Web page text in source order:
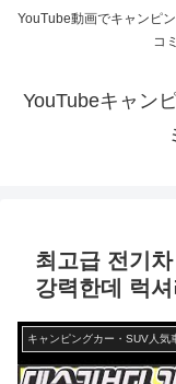
YouTube動画でキャンピ
コ
YouTubeキャン
최고급 전기
강력한데 럭
キャンピングカー・SUV人気